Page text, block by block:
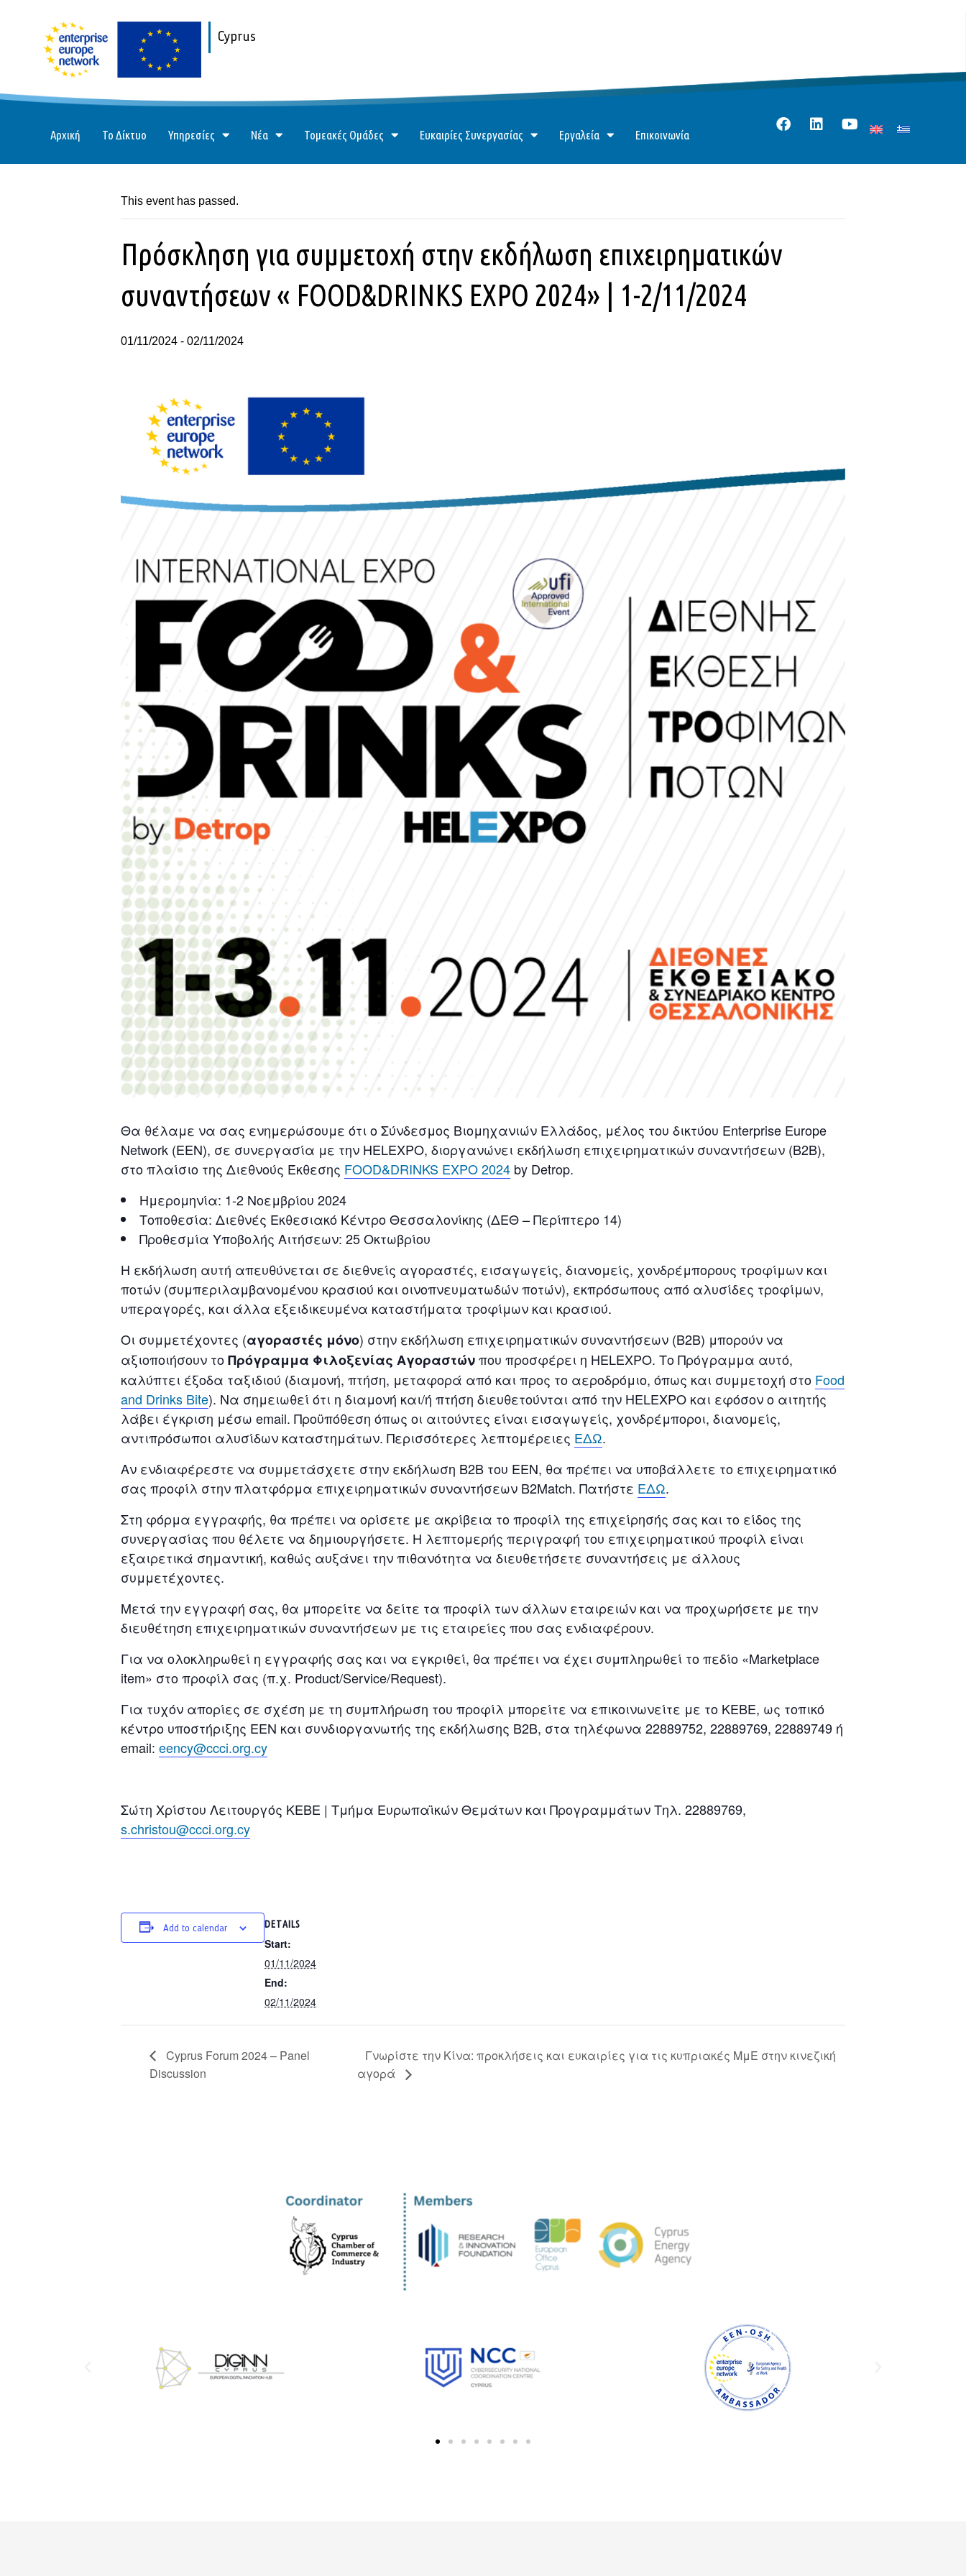
Cyprus
Αρχική Το Δίκτυο Υπηρεσίες Νέα Τομεακές Ομάδες Ευκαιρίες Συνεργασίας Εργαλεία Επικοινωνία
This event has passed.
Πρόσκληση για συμμετοχή στην εκδήλωση επιχειρηματικών
συναντήσεων « FOOD&DRINKS EXPO 2024» | 1-2/11/2024
01/11/2024 - 02/11/2024
Θα θέλαμε να σας ενημερώσουμε ότι o Σύνδεσμος Βιομηχανιών Ελλάδος, μέλος του δικτύου Εnterprise Europe
Network (ΕΕΝ), σε συνεργασία με την HELEXPO, διοργανώνει εκδήλωση επιχειρηματικών συναντήσεων (Β2Β),
στο πλαίσιο της Διεθνούς Έκθεσης FOOD&DRINKS EXPO 2024 by Detrop.
Ημερομηνία: 1-2 Νοεμβρίου 2024
Τοποθεσία: Διεθνές Εκθεσιακό Κέντρο Θεσσαλονίκης (ΔΕΘ – Περίπτερο 14)
Προθεσμία Υποβολής Αιτήσεων: 25 Οκτωβρίου
Η εκδήλωση αυτή απευθύνεται σε διεθνείς αγοραστές, εισαγωγείς, διανομείς, χονδρέμπορους τροφίμων και
ποτών (συμπεριλαμβανομένου κρασιού και οινοπνευματωδών ποτών), εκπρόσωπους από αλυσίδες τροφίμων,
υπεραγορές, και άλλα εξειδικευμένα καταστήματα τροφίμων και κρασιού.
Οι συμμετέχοντες (αγοραστές μόνο) στην εκδήλωση επιχειρηματικών συναντήσεων (B2B) μπορούν να
αξιοποιήσουν τοΠρόγραμμα Φιλοξενίας Αγοραστώνπου προσφέρει η HELEXPO. Το Πρόγραμμα αυτό,
καλύπτει έξοδα ταξιδιού (διαμονή, πτήση, μεταφορά από και προς το αεροδρόμιο, όπως και συμμετοχή στο Food
and Drinks Bite). Να σημειωθεί ότι η διαμονή και/ή πτήση διευθετούνται από την HELEXPO και εφόσον ο αιτητής
λάβει έγκριση μέσω email. Προϋπόθεση όπως οι αιτούντες είναι εισαγωγείς, χονδρέμποροι, διανομείς,
αντιπρόσωποι αλυσίδων καταστημάτων. Περισσότερες λεπτομέρειες ΕΔΩ.
Αν ενδιαφέρεστε να συμμετάσχετε στην εκδήλωση Β2Β του ΕΕΝ, θα πρέπει να υποβάλλετε το επιχειρηματικό
σας προφίλ στην πλατφόρμα επιχειρηματικών συναντήσεων Β2Match. Πατήστε ΕΔΩ.
Στη φόρμα εγγραφής, θα πρέπει να ορίσετε με ακρίβεια το προφίλ της επιχείρησής σας και το είδος της
συνεργασίας που θέλετε να δημιουργήσετε. Η λεπτομερής περιγραφή του επιχειρηματικού προφίλ είναι
εξαιρετικά σημαντική, καθώς αυξάνει την πιθανότητα να διευθετήσετε συναντήσεις με άλλους
συμμετέχοντες.
Μετά την εγγραφή σας, θα μπορείτε να δείτε τα προφίλ των άλλων εταιρειών και να προχωρήσετε με την
διευθέτηση επιχειρηματικών συναντήσεων με τις εταιρείες που σας ενδιαφέρουν.
Για να ολοκληρωθεί η εγγραφής σας και να εγκριθεί, θα πρέπει να έχει συμπληρωθεί το πεδίο «Marketplace
item» στο προφίλ σας (π.χ. Product/Service/Request).
Για τυχόν απορίες σε σχέση με τη συμπλήρωση του προφίλ μπορείτε να επικοινωνείτε με το ΚΕΒΕ, ως τοπικό
κέντρο υποστήριξης ΕΕΝ και συνδιοργανωτής της εκδήλωσης Β2Β, στα τηλέφωνα 22889752, 22889769, 22889749 ή
email: eency@ccci.org.cy
Σώτη Χρίστου Λειτουργός ΚΕΒΕ | Τμήμα Ευρωπαϊκών Θεμάτων και Προγραμμάτων Τηλ. 22889769,
s.christou@ccci.org.cy
Add to calendar DETAILS
Start:
01/11/2024
End:
02/11/2024
Cyprus Forum 2024 – Panel
Discussion
Γνωρίστε την Κίνα: προκλήσεις και ευκαιρίες για τις κυπριακές ΜμΕ στην κινεζική
αγορά